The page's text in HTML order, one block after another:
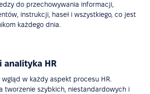
do przechowywania informacji,
instrukcji, haseł i wszystkiego, co jest
każdego dnia.
analityka HR
w każdy aspekt procesu HR.
tworzenie szybkich, niestandardowych i